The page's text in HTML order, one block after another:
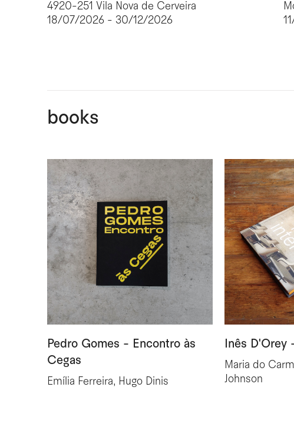
4920-251 Vila Nova de Cerveira
18/07/2026 - 30/12/2026
books
Pedro Gomes - Encontro às
Cegas
Emília Ferreira, Hugo Dinis
Inês D'Orey
Maria do
Johnson